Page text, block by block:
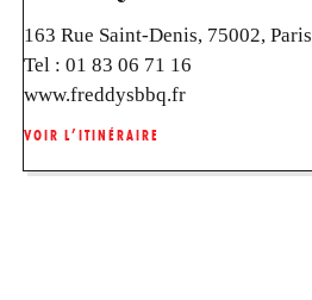
163 Rue Saint-Denis, 75002, Paris
Tel : 01 83 06 71 16
www.freddysbbq.fr
VOIR L’ITINÉRAIRE